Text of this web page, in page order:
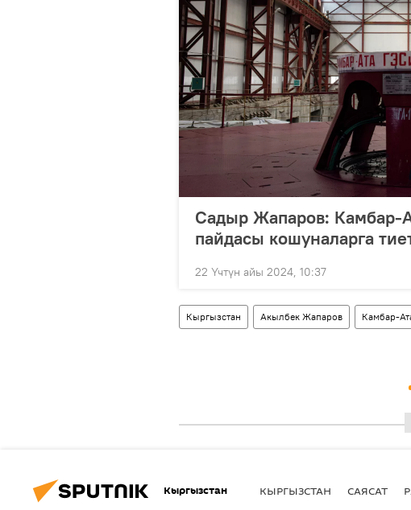
Садыр Жапаров: Камбар-
пайдасы кошуналарга
22 Үчтүн айы 2024, 10:37
Кыргызстан Акылбек Жапаров Камбар-
Кыргызстан КЫРГЫЗСТАН САЯСАТ